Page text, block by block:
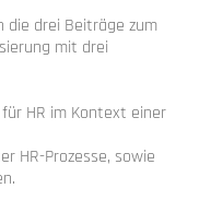
die drei Beiträge zum
mit drei
HR im Kontext einer
HR-Prozesse, sowie